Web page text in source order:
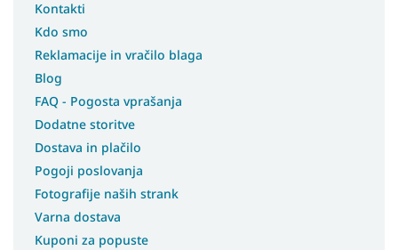
Kontakti
Kdo smo
Reklamacije in vračilo blaga
Blog
FAQ - Pogosta vprašanja
Dodatne storitve
Dostava in plačilo
Pogoji poslovanja
Fotografije naših strank
Varna dostava
Kuponi za popuste